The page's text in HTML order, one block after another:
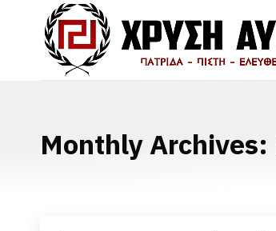
Monthly Archives: